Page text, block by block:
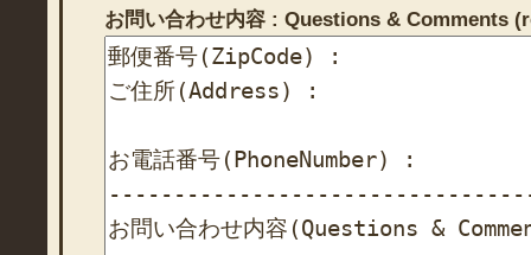
お問い合わせ内容 : Questions & Comments